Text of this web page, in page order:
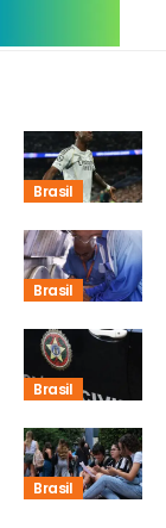
Brasil
Brasil
Brasil
Brasil